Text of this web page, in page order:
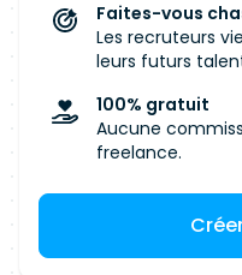
Faites-vous
Les recruteurs
leurs futurs
100% gratuit
Aucune
freelance.